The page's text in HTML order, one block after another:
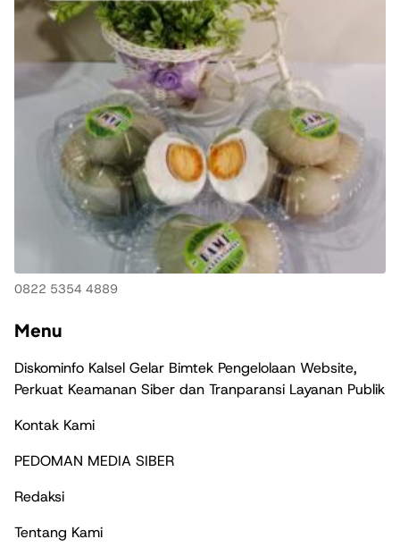
0822 5354 4889
Menu
Diskominfo Kalsel Gelar Bimtek Pengelolaan Website,
Perkuat Keamanan Siber dan Tranparansi Layanan Publik
Kontak Kami
PEDOMAN MEDIA SIBER
Redaksi
Tentang Kami